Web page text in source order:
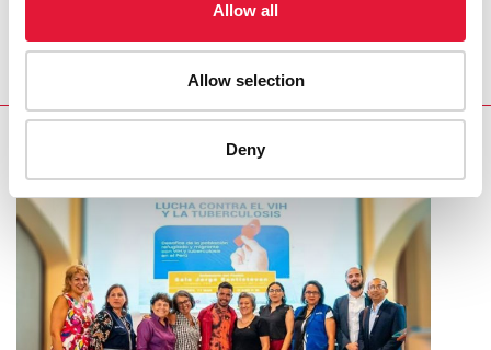
Allow all
Allow selection
Deny